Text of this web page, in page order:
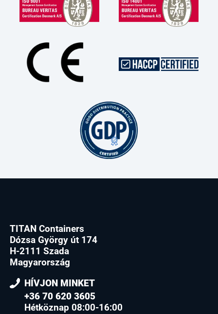
TITAN Containers
Dózsa György út 174
H-2111 Szada
Magyarország
HÍVJON MINKET
+36 70 620 3605
Hétköznap 08:00-16:00